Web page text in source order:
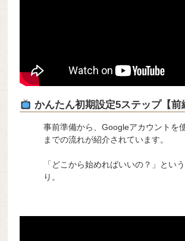
かんたん初期設定5ステップ【前
事前準備から、Googleアカウントを
までの流れが紹介されています。
「どこから始めればいいの？」とい
り。